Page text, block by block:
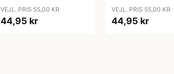
VEJL. PRIS 55,00 KR
44,95 kr
VEJL. PRIS 55,00 KR
44,95 kr